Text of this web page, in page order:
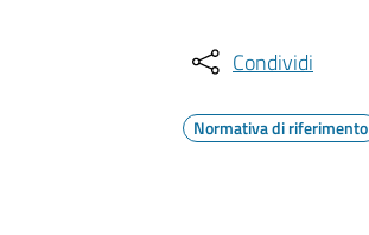
Condividi
Normativa di riferimento